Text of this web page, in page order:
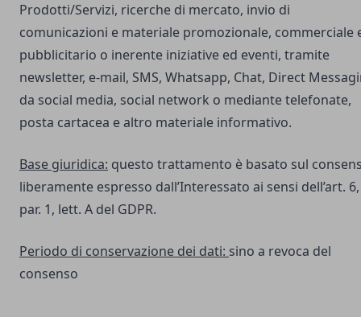
Prodotti/Servizi, ricerche di mercato, invio di
comunicazioni e materiale promozionale, commerciale
pubblicitario o inerente iniziative ed eventi, tramite
newsletter, e-mail, SMS, Whatsapp, Chat, Direct
da social media, social network o mediante telefonate,
posta cartacea e altro materiale informativo.
Base giuridica: questo trattamento è basato sul
liberamente espresso dall’Interessato ai sensi dell’art. 6,
par. 1, lett. A del GDPR.
Periodo di conservazione dei dati: sino a revoca del
consenso